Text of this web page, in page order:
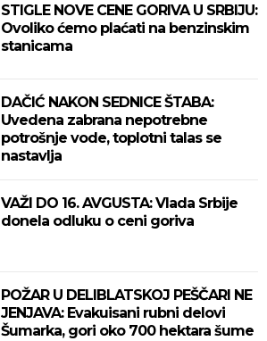
STIGLE NOVE CENE GORIVA U SRBIJU:
Ovoliko ćemo plaćati na benzinskim
stanicama
DAČIĆ NAKON SEDNICE ŠTABA:
Uvedena zabrana nepotrebne
potrošnje vode, toplotni talas se
nastavlja
VAŽI DO 16. AVGUSTA: Vlada Srbije
donela odluku o ceni goriva
POŽAR U DELIBLATSKOJ PEŠČARI NE
JENJAVA: Evakuisani rubni delovi
Šumarka, gori oko 700 hektara šume